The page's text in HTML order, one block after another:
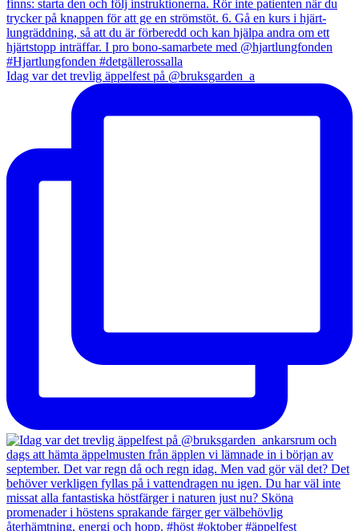
Idag var det trevlig äppelfest på @bruksgarden_a